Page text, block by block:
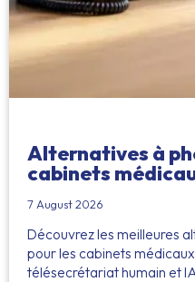
Alternatives à
cabinets
7 August 2026
Découvrez les meilleures
pour les cabinets
télésecrétariat humain et